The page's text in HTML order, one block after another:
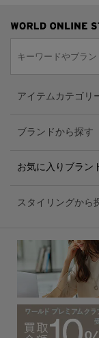
アイテムカテゴリ
ブランドから探す
お気に入りブラン
スタイリングから